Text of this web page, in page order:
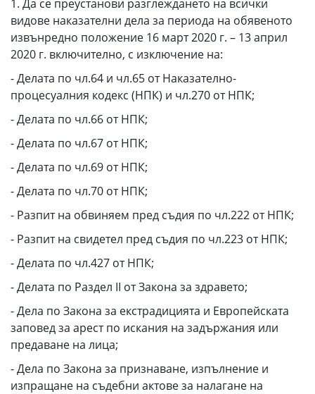
1. Да се преустанови разглеждането на всички
видове наказателни дела за периода на обявеното
извънредно положение 16 март 2020 г. – 13 април
2020 г. включително, с изключение на:
- Делата по чл.64 и чл.65 от Наказателно-
процесуалния кодекс (НПК) и чл.270 от НПК;
- Делата по чл.66 от НПК;
- Делата по чл.67 от НПК;
- Делата по чл.69 от НПК;
- Делата по чл.70 от НПК;
- Разпит на обвиняем пред съдия по чл.222 от НПК;
- Разпит на свидетел пред съдия по чл.223 от НПК;
- Делата по чл.427 от НПК;
- Делата по Раздел II от Закона за здравето;
- Дела по Закона за екстрадицията и Европейската
заповед за арест по искания на задържания или
предаване на лица;
- Дела по Закона за признаване, изпълнение и
изпращане на съдебни актове за налагане на